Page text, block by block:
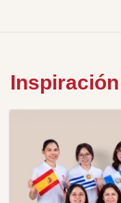
Inspiración